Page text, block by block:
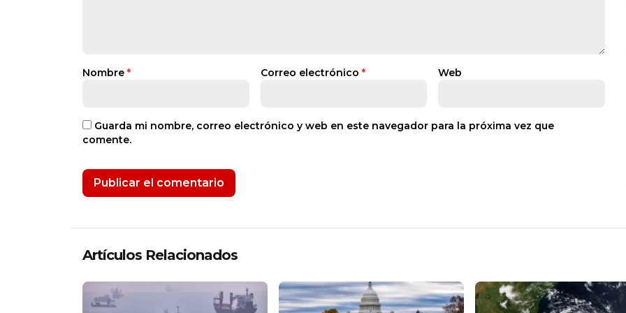
Nombre * Correo electrónico * Web
Guarda mi nombre, correo electrónico y web en este navegador para la próxima vez que
comente.
Artículos Relacionados